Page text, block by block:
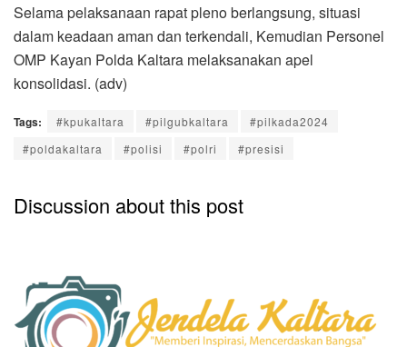
Selama pelaksanaan rapat pleno berlangsung, situasi
dalam keadaan aman dan terkendali, Kemudian Personel
OMP Kayan Polda Kaltara melaksanakan apel
konsolidasi. (adv)
Tags: #kpukaltara #pilgubkaltara
#pilkada2024
#poldakaltara
#polisi #polri #presisi
Discussion about this post